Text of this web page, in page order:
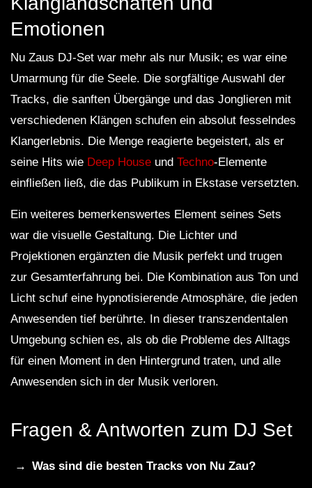
Emotionen
Nu Zaus DJ-Set war mehr als nur Musik; es war eine
Umarmung für die Seele. Die sorgfältige Auswahl der
Tracks, die sanften Übergänge und das Jonglieren mit
verschiedenen Klängen schufen ein absolut fesselndes
Klangerlebnis. Die Menge reagierte begeistert, als er
seine Hits wie Deep House und Techno-Elemente
einfließen ließ, die das Publikum in Ekstase versetzten.
Ein weiteres bemerkenswertes Element seines Sets
war die visuelle Gestaltung. Die Lichter und
Projektionen ergänzten die Musik perfekt und trugen
zur Gesamterfahrung bei. Die Kombination aus Ton und
Licht schuf eine hypnotisierende Atmosphäre, die jeden
Anwesenden tief berührte. In dieser transzendentalen
Umgebung schien es, als ob die Probleme des Alltags
für einen Moment in den Hintergrund traten, und alle
Anwesenden sich in der Musik verloren.
Fragen & Antworten zum DJ Set
Was sind die besten Tracks von Nu Zau?